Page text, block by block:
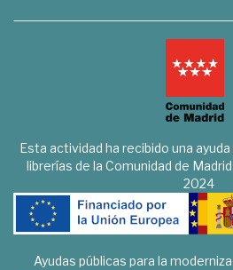
Esta actividad ha recibido una
librerías de la Comunidad de
2024
Ayudas públicas para la